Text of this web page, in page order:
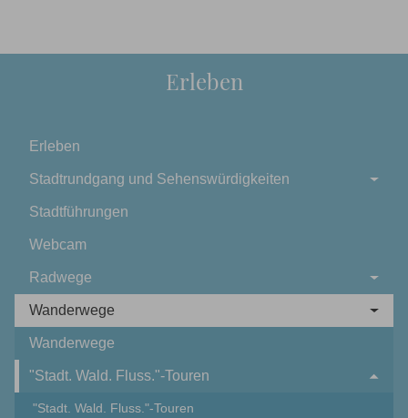
Erleben
Erleben
Stadtrundgang und Sehenswürdigkeiten
Stadtführungen
Webcam
Radwege
Wanderwege
Wanderwege
"Stadt. Wald. Fluss."-Touren
"Stadt. Wald. Fluss."-Touren